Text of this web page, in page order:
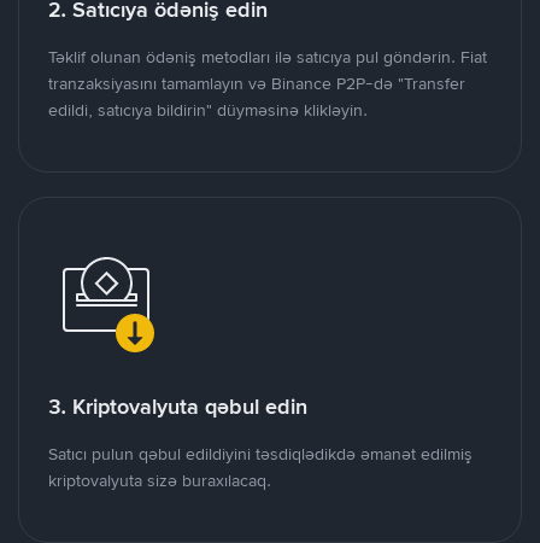
2. Satıcıya ödəniş edin
Təklif olunan ödəniş metodları ilə satıcıya pul göndərin. Fiat
tranzaksiyasını tamamlayın və Binance P2P-də "Transfer
edildi, satıcıya bildirin" düyməsinə klikləyin.
3. Kriptovalyuta qəbul edin
Satıcı pulun qəbul edildiyini təsdiqlədikdə əmanət edilmiş
kriptovalyuta sizə buraxılacaq.